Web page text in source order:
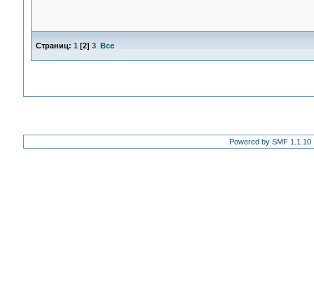
Страниц: 1 [2] 3 Все
Powered by SMF 1.1.10